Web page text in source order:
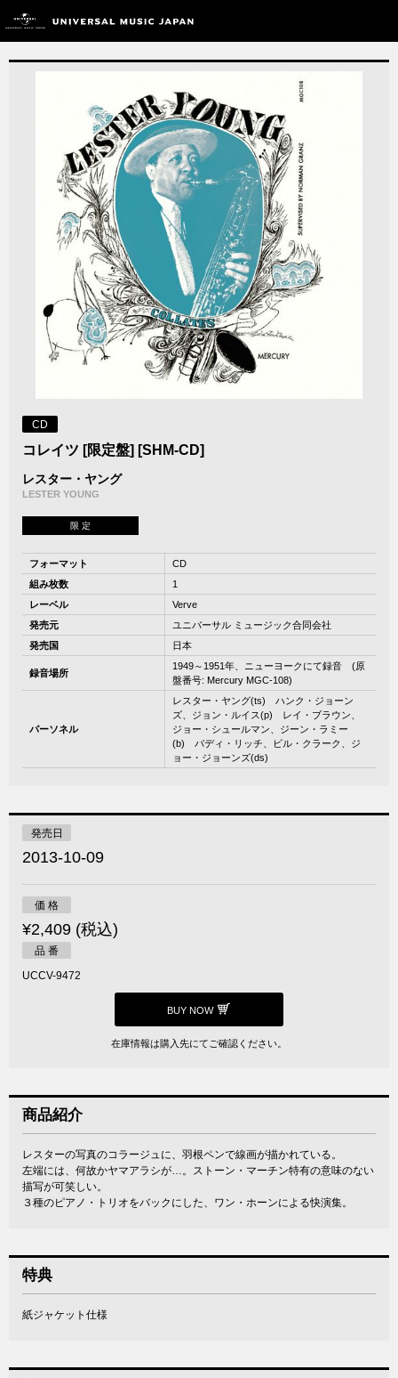
CD
コレイツ [限定盤] [SHM-CD]
レスター・ヤング
LESTER YOUNG
限 定
フォーマット
CD
組み枚数
1
レーベル
Verve
発売元
ユニバーサル ミュージック合同会社
発売国
日本
録音場所
1949～1951年、ニューヨークにて録音 (原
盤番号: Mercury MGC-108)
パーソネル
レスター・ヤング(ts) ハンク・ジョーン
ズ、ジョン・ルイス(p) レイ・ブラウン、
ジョー・シュールマン、ジーン・ラミー
(b) バディ・リッチ、ビル・クラーク、ジ
ョー・ジョーンズ(ds)
発売日
2013-10-09
価 格
¥2,409 (税込)
品 番
UCCV-9472
BUY NOW
在庫情報は購入先にてご確認ください。
商品紹介
レスターの写真のコラージュに、羽根ペンで線画が描かれている。
左端には、何故かヤマアラシが…。ストーン・マーチン特有の意味のない
描写が可笑しい。
３種のピアノ・トリオをバックにした、ワン・ホーンによる快演集。
特典
紙ジャケット仕様